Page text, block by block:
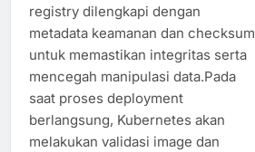
registry dilengkapi dengan
metadata keamanan dan checksum
untuk memastikan integritas serta
mencegah manipulasi data.Pada
saat proses deployment
berlangsung, Kubernetes akan
melakukan validasi image dan